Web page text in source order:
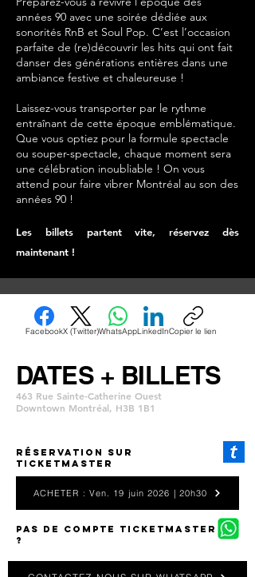
années 90 avec une soirée dédiée aux
sonorités RnB et Soul Pop. C’est l’occasion
parfaite de (re)découvrir les hits qui ont fait
danser des générations entières dans une
ambiance festive et chaleureuse !
Laissez-vous transporter par le rythme
entraînant de cette époque emblématique.
Que vous optiez pour la formule spectacle
ou souper-spectacle, chaque moment sera
une célébration inoubliable ! On vous
attend pour faire vibrer Montréal au son des
années 90 !
Les billets partent vite, réservez dès
maintenant !
FacebookX (Twitter)WhatsAppLinkedInCopier le lien
DATES + BILLETS
463 Rue Sainte-Catherine Ouest
Downtown Montréal, H3B 1B1
Réservation SUR
TICKETMASTER
ACHETER : Ven. 19 juin 2026 | 20h30
PAS DE COMPTE TICKETMASTER
?